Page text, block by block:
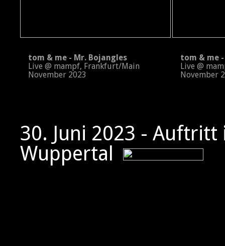
tom & me - Mr. Bojangles
Live @ mampf, Frankfurt/Main
November 2023
tom & me -
Live @
November
30. Juni 2023 -
Wuppertal